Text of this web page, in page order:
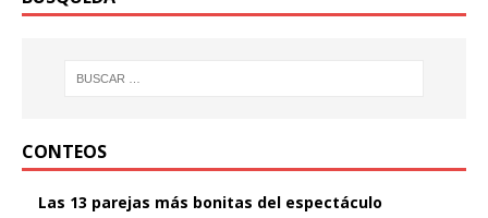
CONTEOS
Las 13 parejas más bonitas del espectáculo